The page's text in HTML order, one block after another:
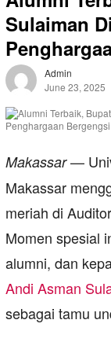
Sulaiman
Admin
June 23, 2025
Makassar—
Makassar
meriah di
Momen spesial
alumni, dan
Andi Asman
sebagai tamu